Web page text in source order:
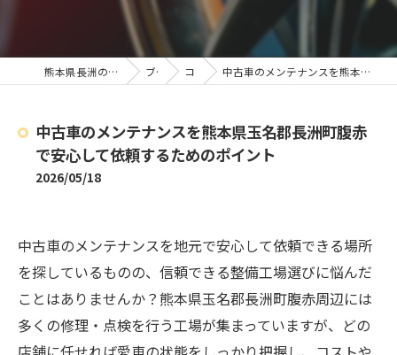
熊本県長洲の車屋ならイシカワモーター ブログ コラム 中古車のメンテナンスを熊本県玉名郡長洲町腹赤で安心して依頼するためのポイント
中古車のメンテナンスを熊本県玉名郡長洲町腹赤
で安心して依頼するためのポイント
2026/05/18
中古車のメンテナンスを地元で安心して依頼できる場所
を探しているものの、信頼できる整備工場選びに悩んだ
ことはありませんか？熊本県玉名郡長洲町腹赤周辺には
多くの修理・点検を行う工場が集まっていますが、どの